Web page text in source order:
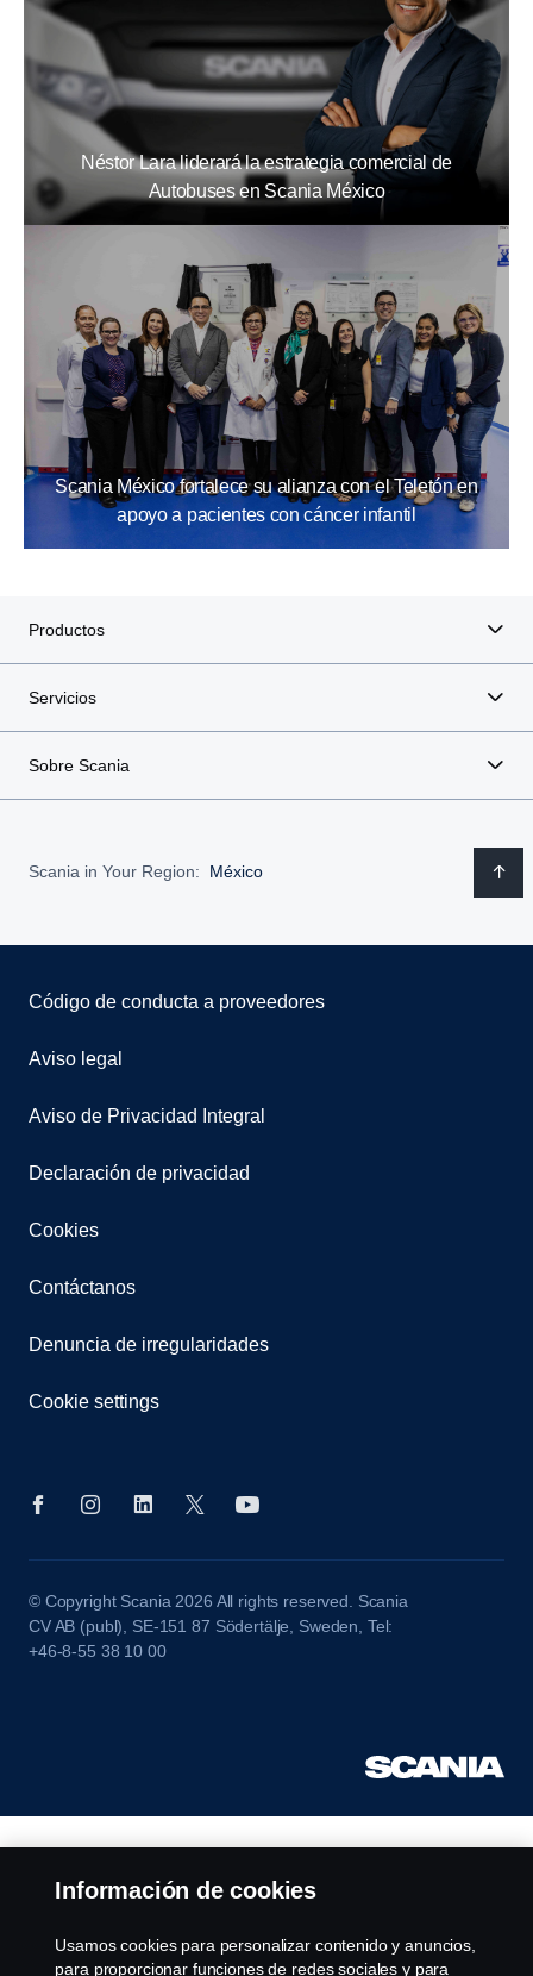
Néstor Lara liderará la estrategia comercial de
Autobuses en Scania México
Scania México fortalece su alianza con el Teletón en
apoyo a pacientes con cáncer infantil
Productos
Servicios
Sobre Scania
Scania in Your Region: México
Código de conducta a proveedores
Aviso legal
Aviso de Privacidad Integral
Declaración de privacidad
Cookies
Contáctanos
Denuncia de irregularidades
Cookie settings
© Copyright Scania 2026 All rights reserved. Scania
CV AB (publ), SE-151 87 Södertälje, Sweden, Tel:
+46-8-55 38 10 00
Información de cookies
Usamos cookies para personalizar contenido y anuncios,
para proporcionar funciones de redes sociales y para